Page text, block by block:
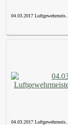
04.03.2017 Luftgewehrmeis...
04.03.2017 Luftgewehrmeis...